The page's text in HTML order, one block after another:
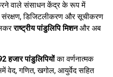
वाले संसाधन केंद्र के रूप में
संरक्षण, डिजिटलीकरण और सूचीकरण
राष्ट्रीय पांडुलिपि मिशनऔर अब
हजार पांडुलिपियोंका वर्णनात्मक
वेद, गणित, खगोल, आयुर्वेद सहित